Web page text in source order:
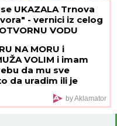
UKAZALA Trnova
- vernici iz celog
VODU
NA MORU i
VOLIM i imam
da mu sve
da uradim ili je
by Aklamator